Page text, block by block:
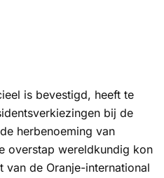
is bevestigd, heeft te
bij de
herbenoeming van
overstap wereldkundig kon
de Oranje-international